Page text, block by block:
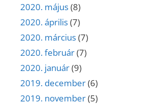
2020. május(8)
2020. április(7)
2020. március(7)
2020. február(7)
2020. január(9)
2019. december(6)
2019. november(5)